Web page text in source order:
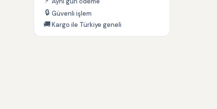
🔒 Güvenli işlem
🚚Kargo ile Türkiye geneli